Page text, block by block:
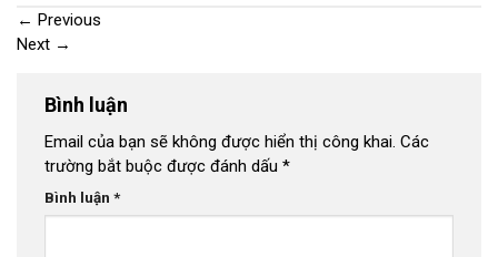
← Previous
Next →
Bình luận
Email của bạn sẽ không được hiển thị công khai. Các
trường bắt buộc được đánh dấu *
Bình luận *